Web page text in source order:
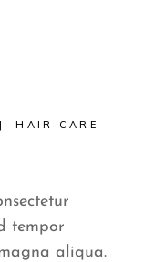
HAIR CARE
tempor
aliqua.